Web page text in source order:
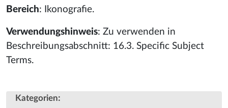
Bereich: Ikonografie.
Verwendungshinweis: Zu verwenden in
Beschreibungsabschnitt: 16.3. Specific Subject
Terms.
Kategorien: